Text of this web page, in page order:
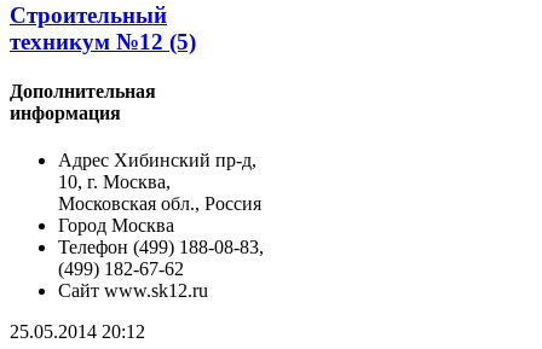
Строительный
техникум №12 (5)
Дополнительная
информация
Адрес Хибинский пр-д,
10, г. Москва,
Московская обл., Россия
Город Москва
Телефон (499) 188-08-83,
(499) 182-67-62
Сайт www.sk12.ru
25.05.2014 20:12